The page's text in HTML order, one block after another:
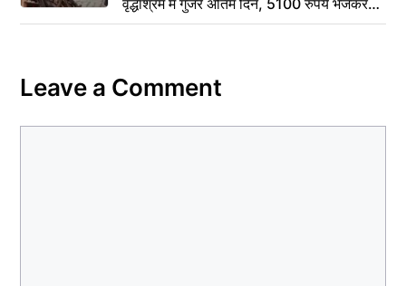
कहा– अंतिम संस्कार कर दीजिए हम नहीं आ पाएंगे
Leave a Comment